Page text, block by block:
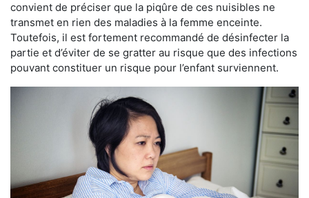
convient de préciser que la piqûre de ces nuisibles ne
transmet en rien des maladies à la femme enceinte.
Toutefois, il est fortement recommandé de désinfecter la
partie et d’éviter de se gratter au risque que des infections
pouvant constituer un risque pour l’enfant surviennent.